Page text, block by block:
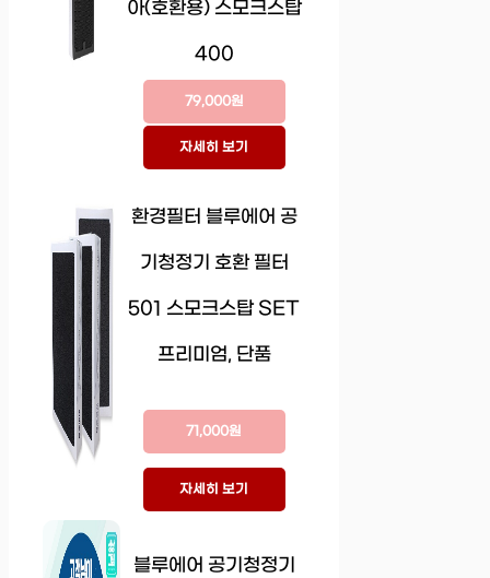
아(호환용) 스모크스탑
400
79,000원
자세히 보기
환경필터 블루에어 공
기청정기 호환 필터
501 스모크스탑 SET
프리미엄, 단품
71,000원
자세히 보기
블루에어 공기청정기